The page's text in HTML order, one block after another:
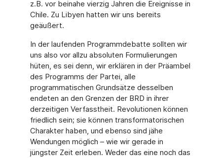
z.B. vor beinahe vierzig Jahren die Ereignisse in
Chile. Zu Libyen hatten wir uns bereits
geäußert.
In der laufenden Programmdebatte sollten wir
uns also vor allzu absoluten Formulierungen
hüten, es sei denn, wir erklären in der Präambel
des Programms der Partei, alle
programmatischen Grundsätze desselben
endeten an den Grenzen der BRD in ihrer
derzeitigen Verfasstheit. Revolutionen können
friedlich sein; sie können transformatorischen
Charakter haben, und ebenso sind jähe
Wendungen möglich – wie wir gerade in
jüngster Zeit erleben. Weder das eine noch das